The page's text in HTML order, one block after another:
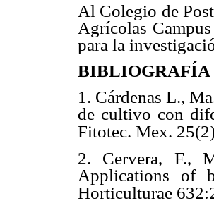
Al Colegio de
Agrícolas
para la
BIBLIOGRAFÍA
1. Cárdenas L.,
de cultivo con
Fitotec. Mex.
2. Cervera, F.,
Applications of
Horticulturae